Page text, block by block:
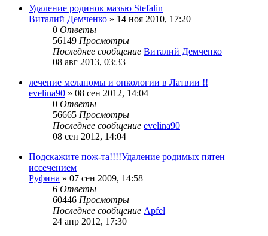
Удаление родинок мазью Stefalin
Виталий Демченко » 14 ноя 2010, 17:20
0 Ответы
56149 Просмотры
Последнее сообщение Виталий Демченко
08 авг 2013, 03:33
лечение меланомы и онкологии в Латвии !!
evelina90 » 08 сен 2012, 14:04
0 Ответы
56665 Просмотры
Последнее сообщение evelina90
08 сен 2012, 14:04
Подскажите пож-та!!!!Удаление родимых пятен
иссечением
Руфина » 07 сен 2009, 14:58
6 Ответы
60446 Просмотры
Последнее сообщение Apfel
24 апр 2012, 17:30